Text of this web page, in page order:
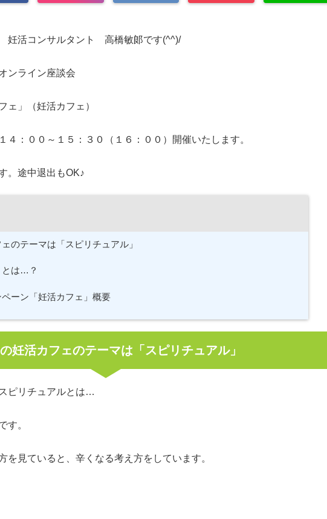
妊活コンサルタント 高橋敏郞です(^^)/
ンライン座談会
ェ」（妊活カフェ）
４：００～１５：３０（１６：００）開催いたします。
。途中退出もOK♪
のテーマは「スピリチュアル」
とは…？
ーン「妊活カフェ」概要
妊活カフェのテーマは「スピリチュアル」
ピリチュアルとは…
す。
を見ていると、辛くなる考え方をしています。